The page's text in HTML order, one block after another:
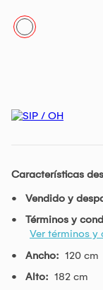
Características
Vendido y
Términos y
Ver términos y
Ancho: 120 cm
Alto: 182 cm